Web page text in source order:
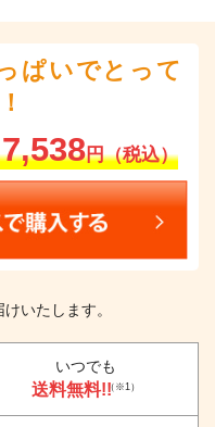
ぱいでとって
7,538円（税込）
いたします。
いつでも
送料無料!!（※1）